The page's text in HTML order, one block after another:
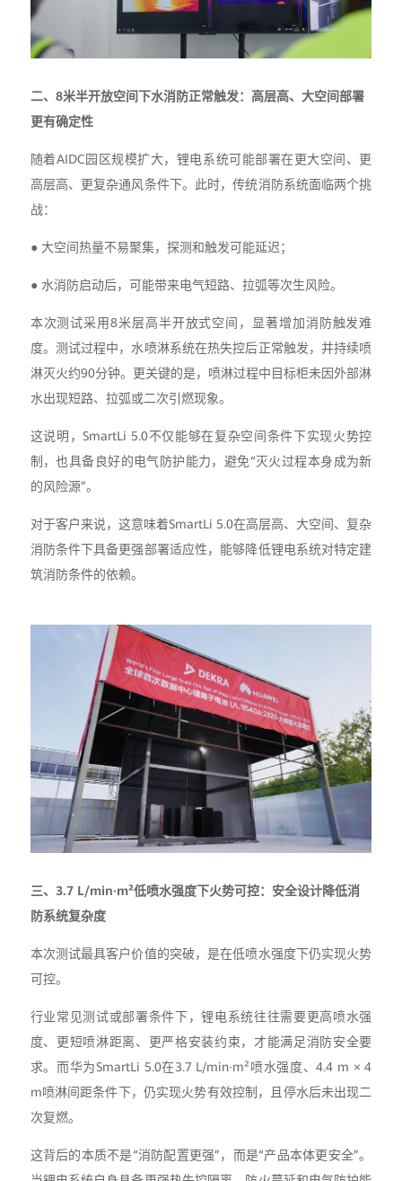
二、8米半开放空间下水消防正常触发：高层高、大空间部署
更有确定性
随着AIDC园区规模扩大，锂电系统可能部署在更大空间、更
高层高、更复杂通风条件下。此时，传统消防系统面临两个挑
战：
● 大空间热量不易聚集，探测和触发可能延迟；
● 水消防启动后，可能带来电气短路、拉弧等次生风险。
本次测试采用8米层高半开放式空间，显著增加消防触发难
度。测试过程中，水喷淋系统在热失控后正常触发，并持续喷
淋灭火约90分钟。更关键的是，喷淋过程中目标柜未因外部淋
水出现短路、拉弧或二次引燃现象。
这说明，SmartLi 5.0不仅能够在复杂空间条件下实现火势控
制，也具备良好的电气防护能力，避免“灭火过程本身成为新
的风险源”。
对于客户来说，这意味着SmartLi 5.0在高层高、大空间、复杂
消防条件下具备更强部署适应性，能够降低锂电系统对特定建
筑消防条件的依赖。
三、3.7 L/min·m²低喷水强度下火势可控：安全设计降低消
防系统复杂度
本次测试最具客户价值的突破，是在低喷水强度下仍实现火势
可控。
行业常见测试或部署条件下，锂电系统往往需要更高喷水强
度、更短喷淋距离、更严格安装约束，才能满足消防安全要
求。而华为SmartLi 5.0在3.7 L/min·m²喷水强度、4.4 m × 4
m喷淋间距条件下，仍实现火势有效控制，且停水后未出现二
次复燃。
这背后的本质不是“消防配置更强”，而是“产品本体更安全”。